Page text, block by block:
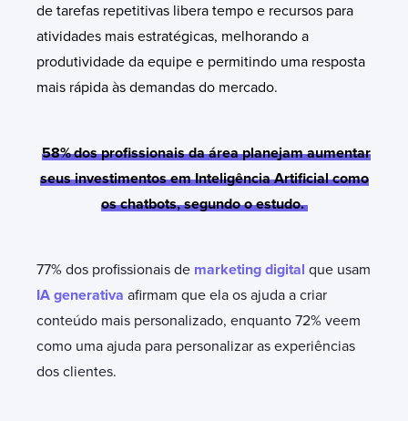
de tarefas repetitivas libera tempo e recursos para
atividades mais estratégicas, melhorando a
produtividade da equipe e permitindo uma resposta
mais rápida às demandas do mercado.
58%dos profissionais da área planejam aumentar
seus investimentos em Inteligência Artificial como
os chatbots, segundo o estudo.
77% dos profissionais de marketing digital que usam
IA generativa afirmam que ela os ajuda a criar
conteúdo mais personalizado, enquanto 72% veem
como uma ajuda para personalizar as experiências
dos clientes.